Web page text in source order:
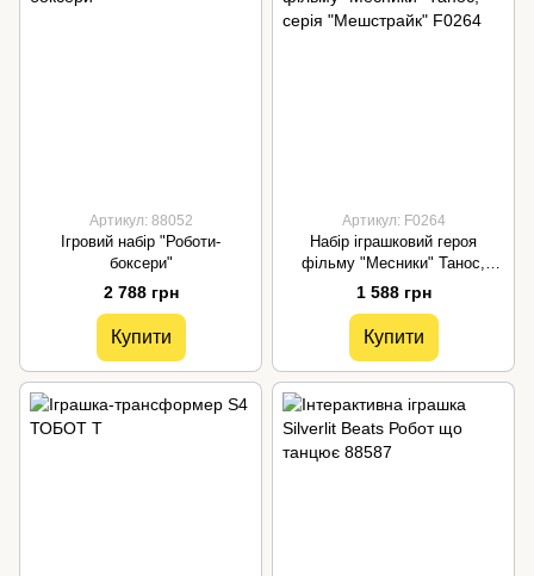
Артикул: 88052
Ігровий набір "Роботи-
боксери"
2 788 грн
Купити
Артикул: F0264
Набір іграшковий героя
фільму "Месники" Танос,
серія "Мешстрайк" F0264
1 588 грн
Купити